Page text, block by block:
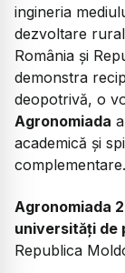
ingineria
dezvoltare
România și
demonstra
deopotrivă, o
Agronomiada
academică și
complementare.
Agronomiada
universități de
Republica